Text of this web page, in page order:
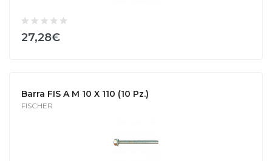
27,28€
Barra FIS A M 10 X 110 (10 Pz.)
FISCHER